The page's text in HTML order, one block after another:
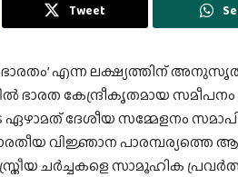
Tweet
എന്ന ലക്ഷ്യത്തിന്
ഭാരത കേന്ദ്രീകൃതമായ
ദേശീയ സമ്മേളനം
വിജ്ഞാന പാരമ്പര്യത്തെ
ചർച്ചകളെ സാമൂഹിക